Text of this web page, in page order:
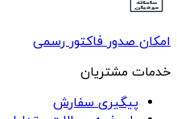
امکان صدور فاکتور رسمی
خدمات مشتریان
پیگیری سفارش